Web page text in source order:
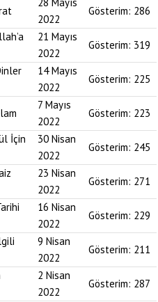
2022
Gösterim: 286
21 Mayıs
2022
Gösterim: 319
14 Mayıs
2022
Gösterim: 225
7 Mayıs
2022
Gösterim: 223
İçin
30 Nisan
2022
Gösterim: 245
23 Nisan
2022
Gösterim: 271
16 Nisan
2022
Gösterim: 229
9 Nisan
2022
Gösterim: 211
2 Nisan
2022
Gösterim: 287